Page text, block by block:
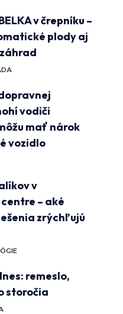
v črepníku –
plody aj
vodiči
mať nárok
vozidlo
v
– aké
zrýchľujú
remeslo,
storočia